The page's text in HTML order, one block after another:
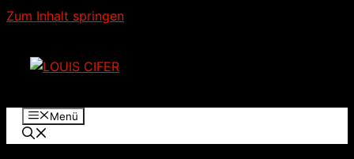
Zum Inhalt springen
Menü